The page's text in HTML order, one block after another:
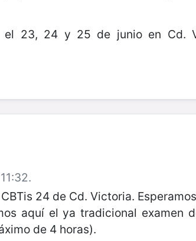
el 23, 24 y 25 de junio en Cd.
24 de Cd. Victoria.
aquí el ya tradicional examen
de 4 horas).